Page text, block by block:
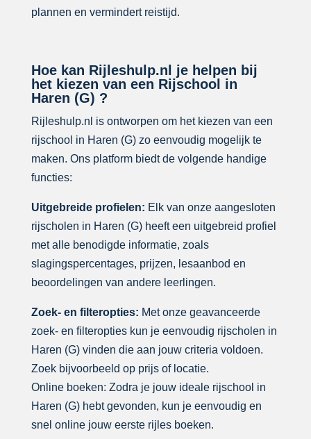
plannen en vermindert reistijd.
Hoe kan Rijleshulp.nl je helpen bij
het kiezen van een Rijschool in
Haren (G) ?
Rijleshulp.nl is ontworpen om het kiezen van een
rijschool in Haren (G) zo eenvoudig mogelijk te
maken. Ons platform biedt de volgende handige
functies:
Uitgebreide profielen: Elk van onze aangesloten
rijscholen in Haren (G) heeft een uitgebreid profiel
met alle benodigde informatie, zoals
slagingspercentages, prijzen, lesaanbod en
beoordelingen van andere leerlingen.
Zoek- en filteropties: Met onze geavanceerde
zoek- en filteropties kun je eenvoudig rijscholen in
Haren (G) vinden die aan jouw criteria voldoen.
Zoek bijvoorbeeld op prijs of locatie.
Online boeken: Zodra je jouw ideale rijschool in
Haren (G) hebt gevonden, kun je eenvoudig en
snel online jouw eerste rijles boeken.